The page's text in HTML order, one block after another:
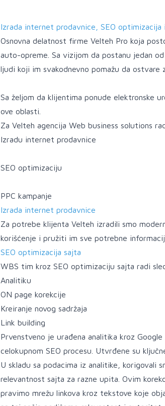
Izrada internet prodavnice, SEO optimizacija
Osnovna delatnost firme Velteh Pro koja
auto-opreme. Sa vizijom da postanu jedan
ljudi koji im svakodnevno pomažu da ostvare
Sa željom da klijentima ponude elektronske
ove oblasti.
Za Velteh agencija Web business solutions
Izradu internet prodavnice
SEO optimizaciju
PPC kampanje
Izrada internet prodavnice
Za potrebe klijenta Velteh izradili smo
korišćenje i pružiti im sve potrebne
SEO optimizacija sajta
WBS tim kroz SEO optimizaciju sajta radi
Analitiku
ON page korekcije
Kreiranje novog sadržaja
Link building
Prvenstveno je urađena analitika kroz
celokupnom SEO procesu. Utvrđene su
U skladu sa podacima iz analitike, korigovali
relevantnost sajta za razne upita. Ovim
pravimo mrežu linkova kroz tekstove koje